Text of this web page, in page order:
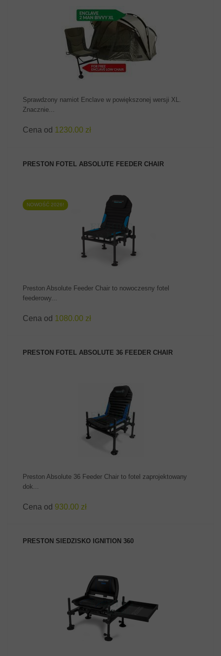
ZOBACZ PRODUKT
Sprawdzony namiot Enclave w powiększonej wersji XL.
Znacznie...
Cena od 1230.00 zł
PRESTON FOTEL ABSOLUTE FEEDER CHAIR
NOWOŚĆ 2026!
ZOBACZ PRODUKT
Preston Absolute Feeder Chair to nowoczesny fotel
feederowy...
Cena od 1080.00 zł
PRESTON FOTEL ABSOLUTE 36 FEEDER CHAIR
ZOBACZ PRODUKT
Preston Absolute 36 Feeder Chair to fotel zaprojektowany
dok...
Cena od 930.00 zł
PRESTON SIEDZISKO IGNITION 360
ZOBACZ PRODUKT